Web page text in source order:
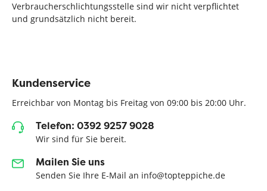
Verbraucherschlichtungsstelle sind wir nicht verpflichtet
und grundsätzlich nicht bereit.
Kundenservice
Erreichbar von Montag bis Freitag von 09:00 bis 20:00 Uhr.
Telefon: 0392 9257 9028
Wir sind für Sie bereit.
Mailen Sie uns
Senden Sie Ihre E-Mail an info@topteppiche.de